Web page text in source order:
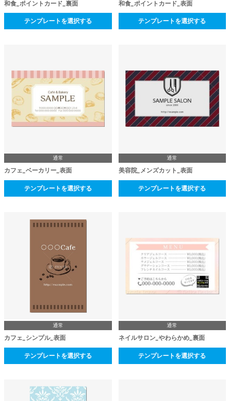
和食_ポイントカード_裏面
テンプレートを選択する
和食_ポイントカード_表面
テンプレートを選択する
通常
カフェ_ベーカリー_表面
テンプレートを選択する
通常
美容院_メンズカット_表面
テンプレートを選択する
通常
カフェ_シンプル_表面
テンプレートを選択する
通常
ネイルサロン_やわらかめ_裏面
テンプレートを選択する